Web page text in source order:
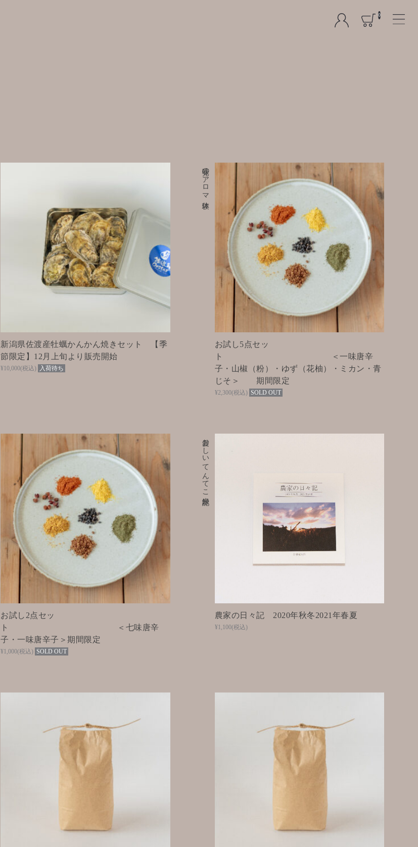
0
新潟県佐渡産牡蠣かんかん焼きセット 【季
節限定】12月上旬より販売開始
¥10,000(税込) 入荷待ち
お試し5点セッ
ト ＜一味唐辛
子・山椒（粉）・ゆず（花柚）・ミカン・青
じそ＞ 期間限定
味覚のアロマ体験
¥2,300(税込) SOLD OUT
お試し2点セッ
ト ＜七味唐辛
子・一味唐辛子＞期間限定
¥1,000(税込) SOLD OUT
農家の日々記 2020年秋冬2021年春夏
愛おしいてんてこ米記録
¥1,100(税込)